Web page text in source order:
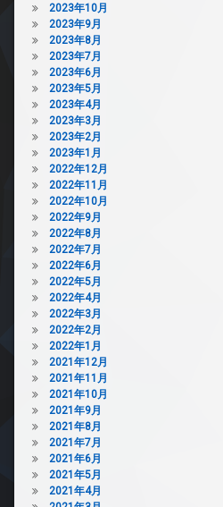
2023年10月
2023年9月
2023年8月
2023年7月
2023年6月
2023年5月
2023年4月
2023年3月
2023年2月
2023年1月
2022年12月
2022年11月
2022年10月
2022年9月
2022年8月
2022年7月
2022年6月
2022年5月
2022年4月
2022年3月
2022年2月
2022年1月
2021年12月
2021年11月
2021年10月
2021年9月
2021年8月
2021年7月
2021年6月
2021年5月
2021年4月